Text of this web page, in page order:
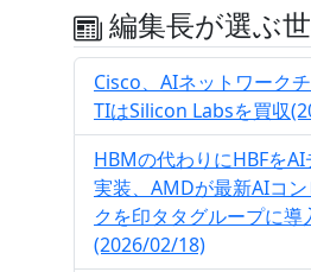
編集長が選ぶ
Cisco、AIネットワークチ
TIはSilicon Labsを買収
HBMの代わりにHBFを
実装、AMDが最新AIコ
クを印タタグループに導
(2026/02/18)